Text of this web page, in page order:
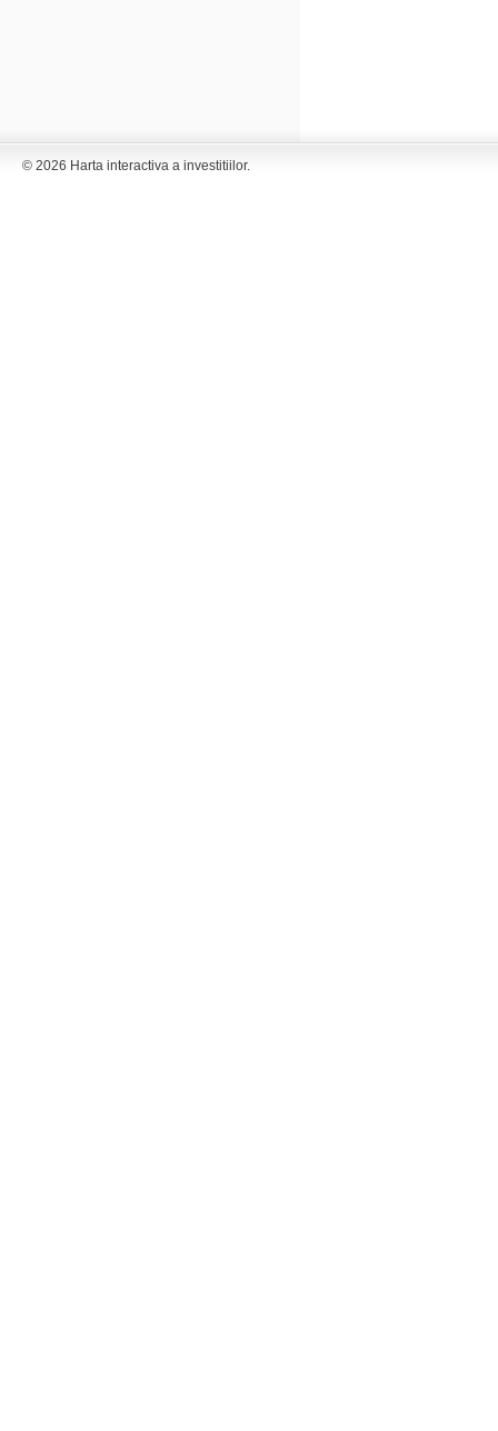
© 2026 Harta interactiva a investitiilor.